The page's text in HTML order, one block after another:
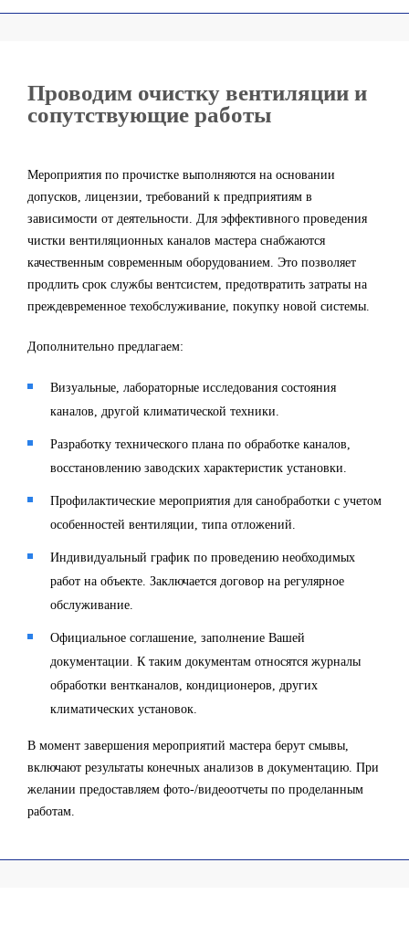
Проводим очистку вентиляции и
сопутствующие работы
Мероприятия по прочистке выполняются на основании
допусков, лицензии, требований к предприятиям в
зависимости от деятельности. Для эффективного проведения
чистки вентиляционных каналов мастера снабжаются
качественным современным оборудованием. Это позволяет
продлить срок службы вентсистем, предотвратить затраты на
преждевременное техобслуживание, покупку новой системы.
Дополнительно предлагаем:
Визуальные, лабораторные исследования состояния
каналов, другой климатической техники.
Разработку технического плана по обработке каналов,
восстановлению заводских характеристик установки.
Профилактические мероприятия для санобработки с учетом
особенностей вентиляции, типа отложений.
Индивидуальный график по проведению необходимых
работ на объекте. Заключается договор на регулярное
обслуживание.
Официальное соглашение, заполнение Вашей
документации. К таким документам относятся журналы
обработки вентканалов, кондиционеров, других
климатических установок.
В момент завершения мероприятий мастера берут смывы,
включают результаты конечных анализов в документацию. При
желании предоставляем фото-/видеоотчеты по проделанным
работам.